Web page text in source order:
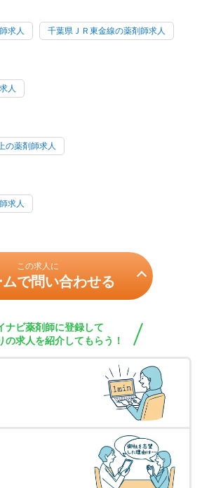
求人 千葉県ＪＲ東金線の薬剤師求人
人
の薬剤師求人
求人
この求人に
ムで問い合わせる
ナビ薬剤師に登録して
の求人を紹介してもらう！